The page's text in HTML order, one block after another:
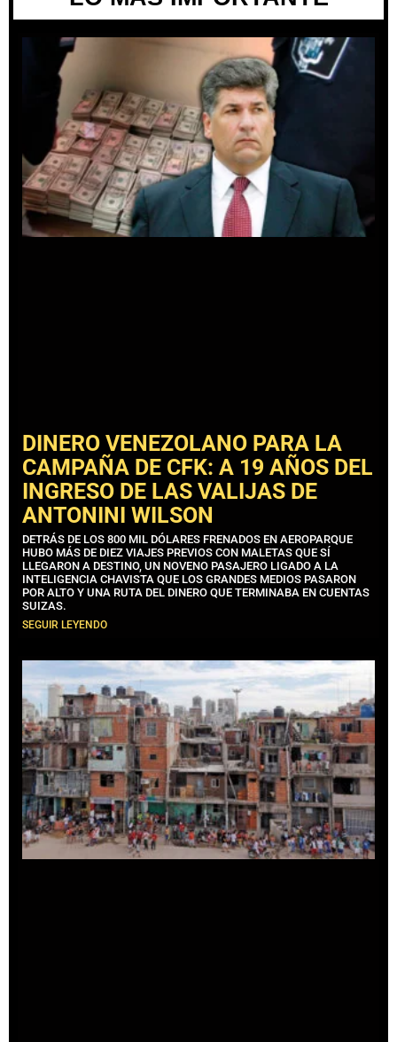
DINERO VENEZOLANO PARA LA
CAMPAÑA DE CFK: A 19 AÑOS DEL
INGRESO DE LAS VALIJAS DE
ANTONINI WILSON
DETRÁS DE LOS 800 MIL DÓLARES FRENADOS EN AEROPARQUE
HUBO MÁS DE DIEZ VIAJES PREVIOS CON MALETAS QUE SÍ
LLEGARON A DESTINO, UN NOVENO PASAJERO LIGADO A LA
INTELIGENCIA CHAVISTA QUE LOS GRANDES MEDIOS PASARON
POR ALTO Y UNA RUTA DEL DINERO QUE TERMINABA EN CUENTAS
SUIZAS.
SEGUIR LEYENDO